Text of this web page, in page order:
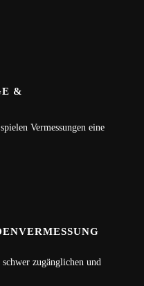
&
Vermessungen eine
schwer zugänglichen und